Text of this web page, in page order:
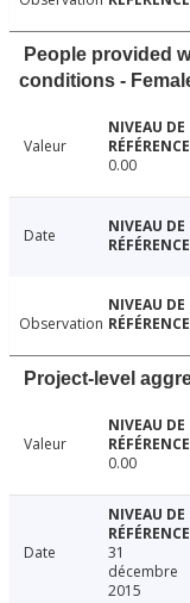
People provided
conditions -
Valeur
0.00
Date
Observation
Project-level
Valeur
0.00
Date
31
décembre
2015